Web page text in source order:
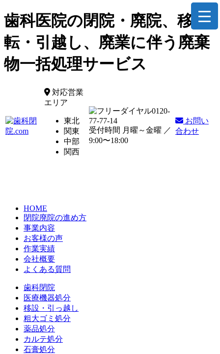
歯科医院の閉院・廃院、移
転・引越し、廃業に伴う廃棄
物一括処理サービス
対応営業
エリア
東北
関東
中部
関西
0120-
77-77-14
受付時間 月曜～金曜 ／
9:00〜18:00
お問い
合わせ
HOME
閉院廃院の進め方
事業内容
お客様の声
作業実績
会社概要
よくある質問
歯科閉院
医療機器処分
移設・引っ越し
粗大ゴミ処分
薬品処分
カルテ処分
石膏処分